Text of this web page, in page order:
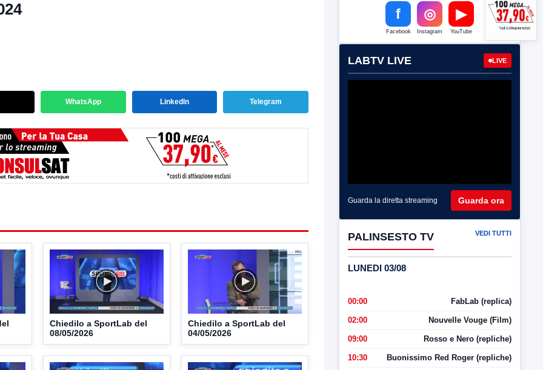
WhatsApp LinkedIn Telegram
Chiedilo a SportLab del
08/05/2026
Chiedilo a SportLab del
04/05/2026
f
Facebook
◎
Instagram
▶
YouTube
LABTV LIVE LIVE
Guarda la diretta streaming Guarda ora
PALINSESTO TV VEDI TUTTI
LUNEDI 03/08
00:00 FabLab (replica)
02:00 Nouvelle Vouge (Film)
09:00 Rosso e Nero (repliche)
10:30 Buonissimo Red Roger (repliche)